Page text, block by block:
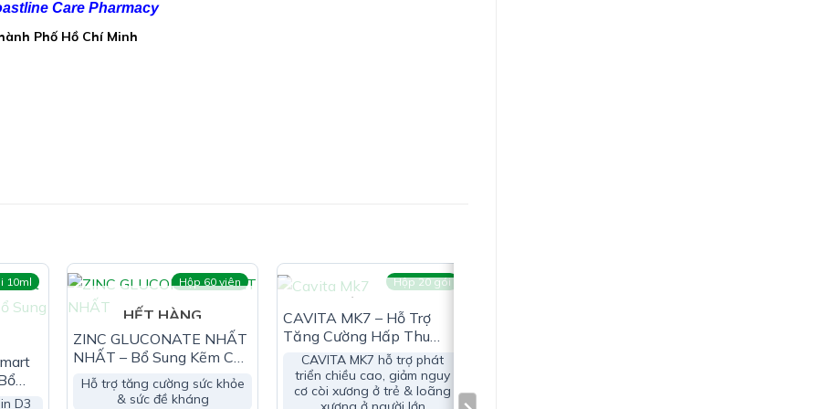
Care Pharmacy
Phố Hồ Chí Minh
10ml
D3
Hộp 60 viên
HẾT HÀNG
ZINC GLUCONATE NHẤT
NHẤT – Bổ Sung Kẽm Cho
Cơ Thể
Hỗ trợ tăng cường sức khỏe
& sức đề kháng
Hộp 20 gói
CAVITA MK7 – Hỗ Trợ
Tăng Cường Hấp Thu
Canxi
CAVITA MK7 hỗ trợ phát
triển chiều cao, giảm nguy
cơ còi xương ở trẻ & loãng